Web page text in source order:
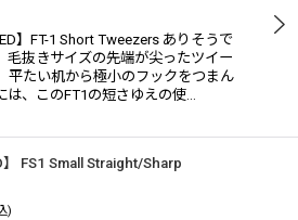
】FT-1 Short Tweezers ありそうで
毛抜きサイズの先端が尖ったツイー
平たい机から極小のフックをつまん
は、このFT1の短さゆえの使…
】 FS1 Small Straight/Sharp
)